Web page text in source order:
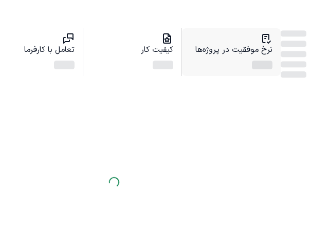
نرخ موفقیت در پروژه‌ها کیفیت کار تعامل با کارفرما